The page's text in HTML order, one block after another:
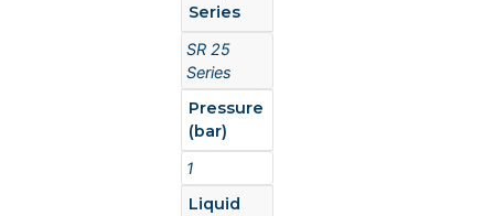
Series
SR 25
Series
Pressure
(bar)
1
Liquid